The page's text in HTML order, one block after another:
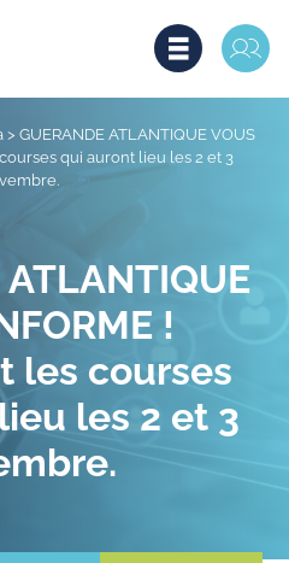
> GUERANDE ATLANTIQUE VOUS
qui auront lieu les 2 et 3
!
les courses
les 2 et 3